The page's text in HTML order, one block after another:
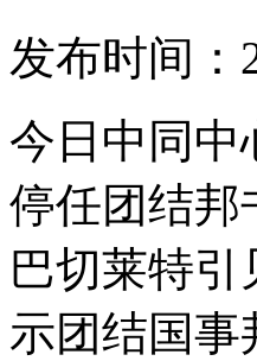
发布时间：
今日中同中
停任团结
巴切莱特
示团结国事